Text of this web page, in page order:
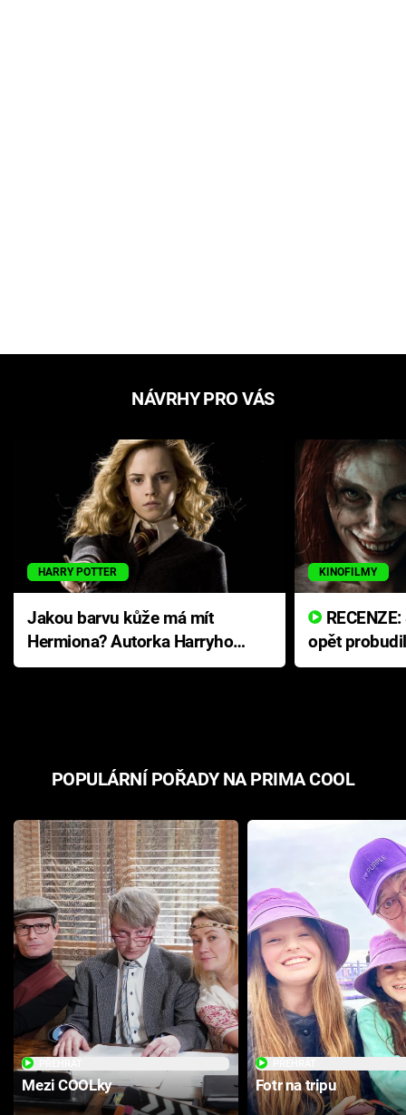
NÁVRHY PRO VÁS
HARRY POTTER
Jakou barvu kůže má mít
Hermiona? Autorka Harryho
Pottera přišla s ráznou
KINOFILMY
opět
přichází s
POPULÁRNÍ POŘADY NA PRIMA COOL
Mezi COOLky Fotr na tripu